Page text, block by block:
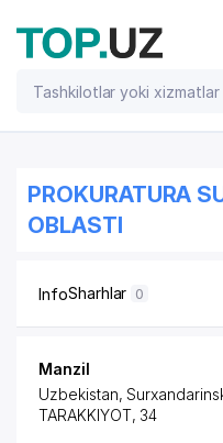
PROKURATURA
OBLASTI
InfoSharhlar 0
Manzil
Uzbekistan,
TARAKKIYOT, 34